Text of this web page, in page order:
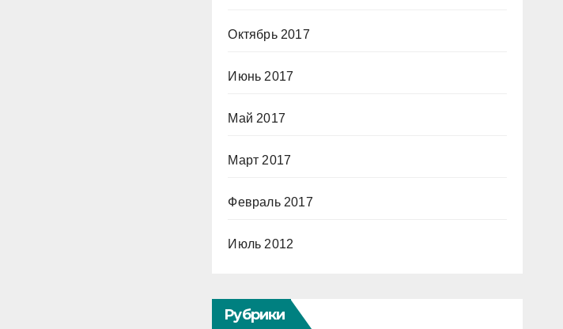
Октябрь 2017
Июнь 2017
Май 2017
Март 2017
Февраль 2017
Июль 2012
Рубрики